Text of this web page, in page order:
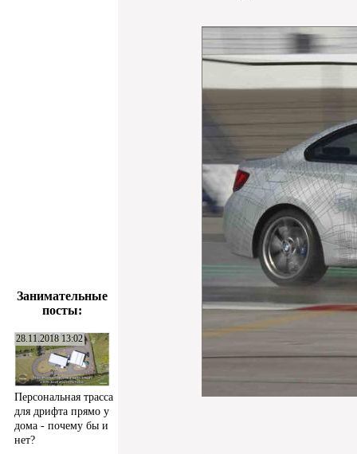
Занимательные
посты:
28.11.2018 13:02
Персональная трасса
для дрифта прямо у
дома - почему бы и
нет?